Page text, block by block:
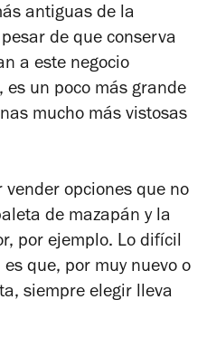
antiguas de la
de que conserva
a este negocio
un poco más grande
mucho más vistosas
vender opciones que no
de mazapán y la
por ejemplo. Lo difícil
que, por muy nuevo o
siempre elegir lleva